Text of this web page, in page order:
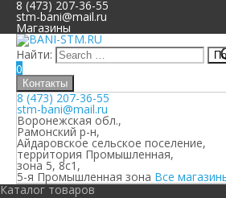
8 (473) 207-36-55
stm-bani@mail.ru
Магазины
Найти:
0
Контакты
8 (473) 207-36-55
stm-bani@mail.ru
Воронежская обл.,
Рамонский р-н,
Айдаровское сельское поселение,
территория Промышленная,
зона 5, 8с1,
5-я Промышленная зона Все
Каталог товаров